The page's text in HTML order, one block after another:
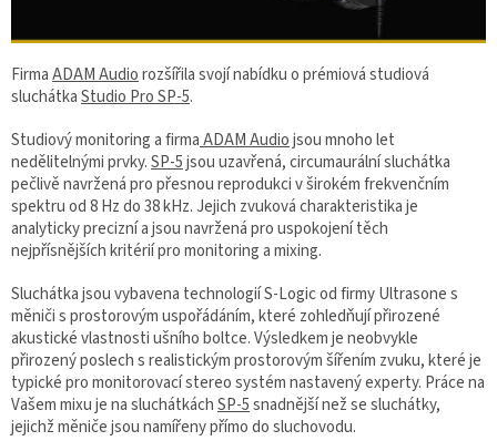
FirmaADAM Audiorozšířila svojí nabídku o prémiová studiová
sluchátkaStudio Pro SP-5.
Studiový monitoring a firmaADAM Audiojsou mnoho let
nedělitelnými prvky.SP-5jsou uzavřená, circumaurální sluchátka
pečlivě navržená pro přesnou reprodukci v širokém frekvenčním
spektru od 8 Hz do 38 kHz. Jejich zvuková charakteristika je
analyticky precizní a jsou navržená pro uspokojení těch
nejpřísnějších kritérií pro monitoring a mixing.
Sluchátka jsou vybavena technologií S-Logic od firmy Ultrasone s
měniči s prostorovým uspořádáním, které zohledňují přirozené
akustické vlastnosti ušního boltce. Výsledkem je neobvykle
přirozený poslech s realistickým prostorovým šířením zvuku, které je
typické pro monitorovací stereo systém nastavený experty. Práce na
Vašem mixu je na sluchátkáchSP-5snadnější než se sluchátky,
jejichž měniče jsou namířeny přímo do sluchovodu.